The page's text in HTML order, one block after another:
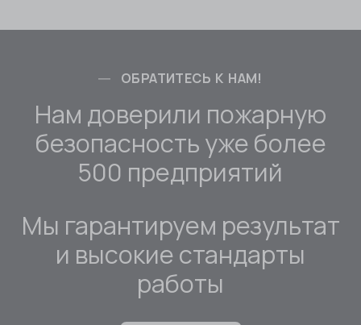
ОБРАТИТЕСЬ К НАМ!
Нам доверили пожарную
безопасность уже более
500 предприятий
Мы гарантируем результат
и высокие стандарты
работы